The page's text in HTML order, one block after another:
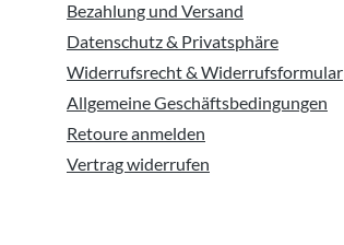
Bezahlung und Versand
Datenschutz & Privatsphäre
Widerrufsrecht & Widerrufsformular
Allgemeine Geschäftsbedingungen
Retoure anmelden
Vertrag widerrufen